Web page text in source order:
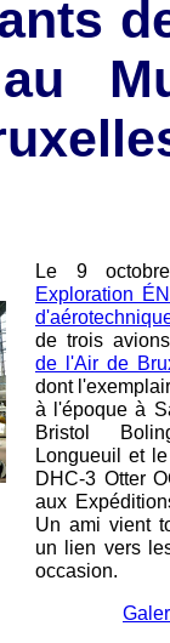
Le 9
Exploration
de trois
de l'Air de
dont
à l'époque à
Bristol
Longueuil et
DHC-3 Otter
aux
Un ami vient
un lien vers
occasion.